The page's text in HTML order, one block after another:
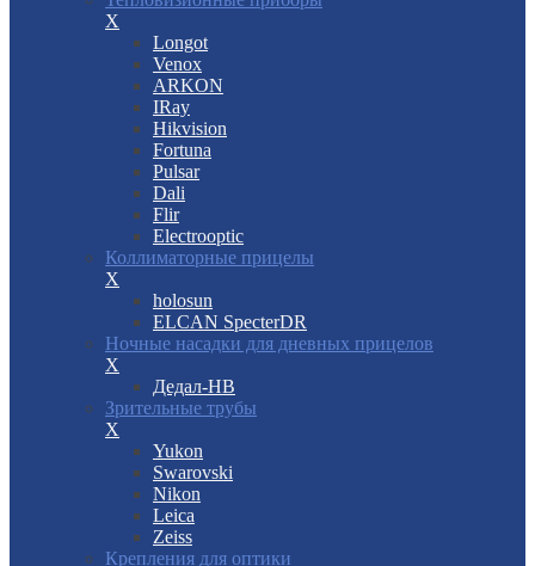
X
Longot
Venox
ARKON
IRay
Hikvision
Fortuna
Pulsar
Dali
Flir
Electrooptic
Коллиматорные прицелы
X
holosun
ELCAN SpecterDR
Ночные насадки для дневных прицелов
X
Дедал-НВ
Зрительные трубы
X
Yukon
Swarovski
Nikon
Leica
Zeiss
Крепления для оптики